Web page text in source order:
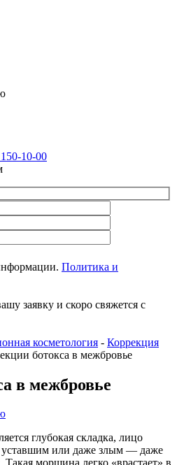
10-00
Политика и
заявку и скоро свяжется с
косметология - Коррекция
ботокса в межбровье
в межбровье
глубокая складка, лицо
уставшим или даже злым — даже